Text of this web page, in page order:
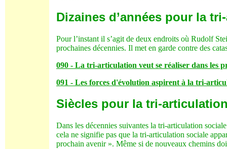
Dizaines d’années pour la
Pour l’instant il s’agit de deux endroits où Rudolf
prochaines décennies. Il met en garde contre des
090 - La tri-articulation veut se réaliser dans les
091 - Les forces d'évolution aspirent à la tri-
Siècles pour la tri-
Dans les décennies suivantes la tri-articulation
cela ne signifie pas que la tri-articulation sociale
prochain avenir ». Même si de nouveaux chemins